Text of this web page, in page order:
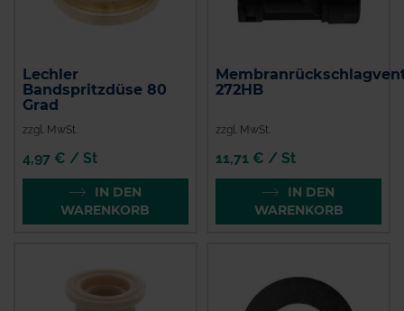
Lechler
Bandspritzdüse 80
Grad
zzgl. MwSt.
4,97 € / St
IN DEN
WARENKORB
272HB
zzgl. MwSt.
11,71 € / St
IN DEN
WARENKORB